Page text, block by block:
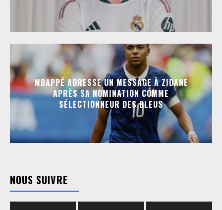
MBAPPÉ ADRESSE UN MESSAGE À ZIDANE
APRÈS SA NOMINATION COMME
SÉLECTIONNEUR DES BLEUS
NOUS SUIVRE